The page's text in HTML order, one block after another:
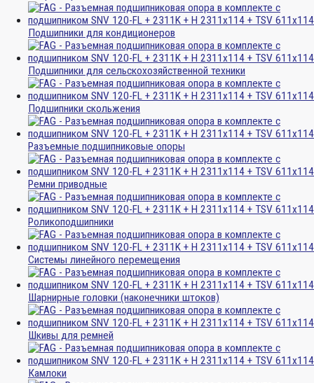
Подшипники для кондиционеров
Подшипники для сельскохозяйственной техники
Подшипники скольжения
Разъемные подшипниковые опоры
Ремни приводные
Роликоподшипники
Системы линейного перемещения
Шарнирные головки (наконечники штоков)
Шкивы для ремней
Камлоки